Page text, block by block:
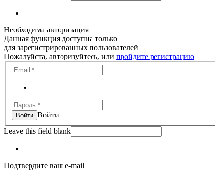
Необходима авторизация
Данная функция доступна только
для зарегистрированных пользователей
Пожалуйста, авторизуйтесь, или пройдите регистрацию
Войти
Leave this field blank
Подтвердите ваш e-mail